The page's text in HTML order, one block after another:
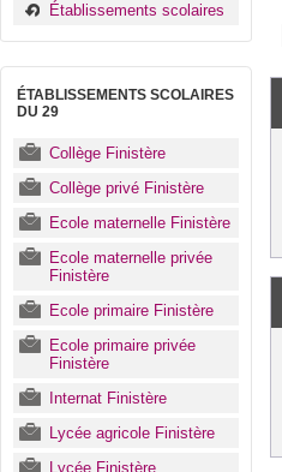
Établissements scolaires
ÉTABLISSEMENTS SCOLAIRES
DU 29
Collège Finistère
Collège privé Finistère
Ecole maternelle Finistère
Ecole maternelle privée
Finistère
Ecole primaire Finistère
Ecole primaire privée
Finistère
Internat Finistère
Lycée agricole Finistère
Lycée Finistère